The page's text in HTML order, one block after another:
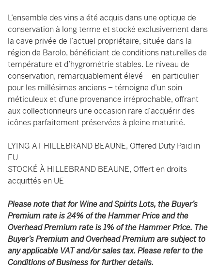
L’ensemble des vins a été acquis dans une optique de
conservation à long terme et stocké exclusivement dans
la cave privée de l’actuel propriétaire, située dans la
région de Barolo, bénéficiant de conditions naturelles de
température et d’hygrométrie stables. Le niveau de
conservation, remarquablement élevé – en particulier
pour les millésimes anciens – témoigne d’un soin
méticuleux et d’une provenance irréprochable, offrant
aux collectionneurs une occasion rare d’acquérir des
icônes parfaitement préservées à pleine maturité.
LYING AT HILLEBRAND BEAUNE, Offered Duty Paid in
EU
STOCKÉ À HILLEBRAND BEAUNE, Offert en droits
acquittés en UE
Please note that for Wine and Spirits Lots, the Buyer’s
Premium rate is 24% of the Hammer Price and the
Overhead Premium rate is 1% of the Hammer Price. The
Buyer’s Premium and Overhead Premium are subject to
any applicable VAT and/or sales tax. Please refer to the
Conditions of Business for further details.